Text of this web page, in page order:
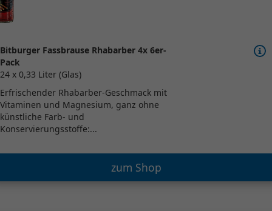
Bitburger Fassbrause Rhabarber 4x 6er-
Pack
24 x 0,33 Liter (Glas)
Erfrischender Rhabarber-Geschmack mit
Vitaminen und Magnesium, ganz ohne
künstliche Farb- und
Konservierungsstoffe:...
zum Shop